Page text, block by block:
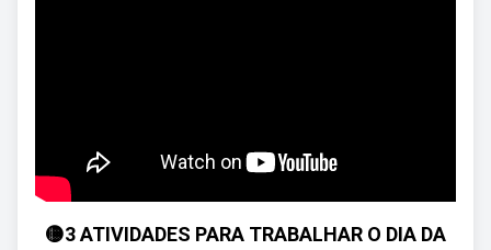
🟡3 ATIVIDADES PARA TRABALHAR O DIA DA